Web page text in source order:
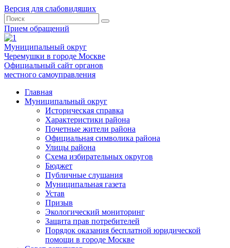
Версия для слабовидящих
Прием обращений
Муниципальный округ
Черемушки в городе Москве
Официальный сайт органов
местного самоуправления
Главная
Муниципальный округ
Историческая справка
Характеристики района
Почетные жители района
Официальная символика района
Улицы района
Схема избирательных округов
Бюджет
Публичные слушания
Муниципальная газета
Устав
Призыв
Экологический мониторинг
Защита прав потребителей
Порядок оказания бесплатной юридической
помощи в городе Москве